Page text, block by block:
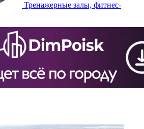
Тренажерные залы, фитнес-